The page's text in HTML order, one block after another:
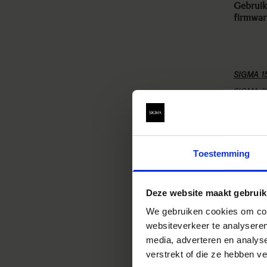
Toestemming
Deze website maakt
We gebruiken cookies om
websiteverkeer te
media, adverteren en
verstrekt of die ze hebben
SIGMA
SIGMA
zoom
Klik op
voor
*Na
en